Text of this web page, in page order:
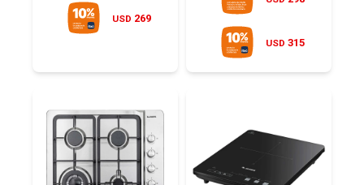
USD 269
USD 315